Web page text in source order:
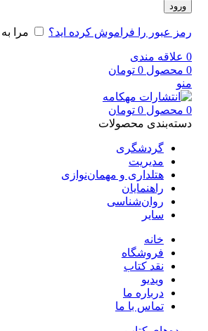
ورود
رمز عبور را فراموش کرده اید؟ مرا
0 علاقه مندی
0 محصول 0 تومان
منو
0 محصول 0 تومان
دسته‌بندی محصولات
گردشگری
مدیریت
هتلداری و مهمان‌نوازی
راهنمایان
روان‌شناسی
سایر
خانه
فروشگاه
نقد کتاب
ویدیو
درباره‌ ما
تماس با ما